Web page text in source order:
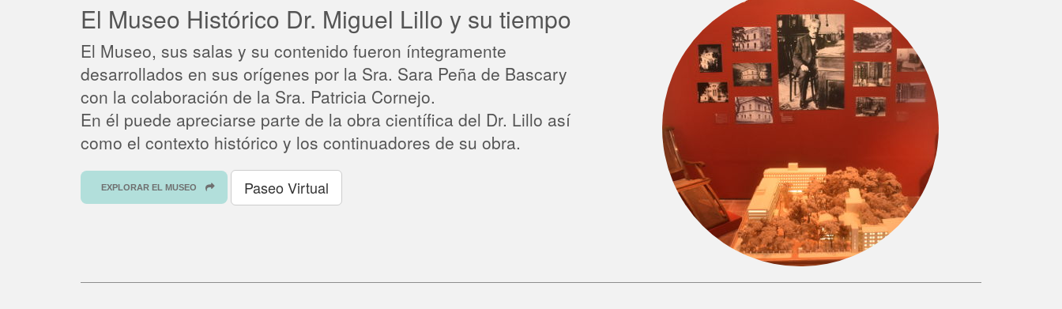
El Museo Histórico Dr. Miguel Lillo y su tiempo
El Museo, sus salas y su contenido fueron íntegramente
desarrollados en sus orígenes por la Sra. Sara Peña de Bascary
con la colaboración de la Sra. Patricia Cornejo.
En él puede apreciarse parte de la obra científica del Dr. Lillo así
como el contexto histórico y los continuadores de su obra.
EXPLORAR EL MUSEO Paseo Virtual